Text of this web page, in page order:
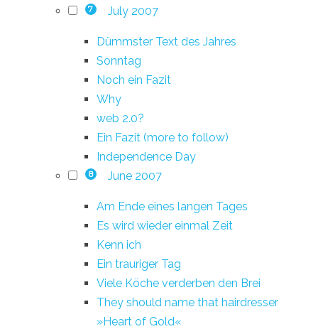
7 July 2007
Dümmster Text des Jahres
Sonntag
Noch ein Fazit
Why
web 2.0?
Ein Fazit (more to follow)
Independence Day
8 June 2007
Am Ende eines langen Tages
Es wird wieder einmal Zeit
Kenn ich
Ein trauriger Tag
Viele Köche verderben den Brei
They should name that hairdresser
»Heart of Gold«